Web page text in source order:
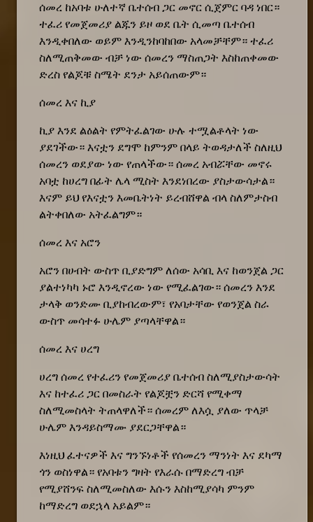
ሰመረ ከአባቱ ሁለተኛ ቤተሰብ ጋር መኖር ሲጀምር ባዳ ነበር።
ተፈሪ የመጀመሪያ ልጁን ይዞ ወደ ቤት ሲመጣ ቤተሰብ
እንዲቀበለው ወይም እንዲንከባከበው አላመቻቸም። ተፈሪ
ስለሚጠቅመው ብቻ ነው ሰመረን ማስጠጋት እስከጠቀመው
ድረስ የልጆቹ ስሜት ደንታ አይሰጠውም።
ሰመረ እና ኪያ
ኪያ እንደ ልዕልት የምትፈልገው ሁሉ ተሟልቶላት ነው
ያደገችው። እናቷን ደግሞ ከምንም በላይ ትወዳታለች ስለዚህ
ሰመረን ወደያው ነው የጠላችው። ሰመረ አብሯቸው መኖሩ
አባቷ ከሀረግ በፊት ሌላ ሚስት እንደነበረው ያስታውሳታል።
እናም ይህ የእናቷን እመቤትነት ይረብሸዋል ብላ ስለምታስብ
ልትቀበለው አትፈልግም።
ሰመረ እና አሮን
አሮን በሀብት ውስጥ ቢያድግም ለሰው አሳቢ እና ከወንጀል ጋር
ያልተነካካ ኑሮ እንዲኖረው ነው የሚፈልገው። ሰመረን እንደ
ታላቅ ወንድሙ ቢያከብረውም፣ የአባታቸው የወንጀል ስራ
ውስጥ መሳተፉ ሁሌም ያጣላቸዋል።
ሰመረ እና ሀረግ
ሀረግ ሰመረ የተፈሪን የመጀመሪያ ቤተሰብ ስለሚያስታውሳት
እና ከተፈሪ ጋር በመስራት የልጆቿን ድርሻ የሚቀማ
ስለሚመስላት ትጠላዋለች። ሰመረም ለእሷ ያለው ጥላቻ
ሁሌም እንዳይስማሙ ያደርጋቸዋል።
እነዚህ ፈተናዎች እና ግንኙነቶች የሰመረን ማንነት እና ደካማ
ጎን ወስነዋል። የአባቱን ግዛት የእራሱ በማድረግ ብቻ
የሚያሸንፍ ስለሚመስለው እሱን እስከሚያሳካ ምንም
ከማድረግ ወደኋላ አይልም።